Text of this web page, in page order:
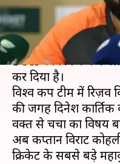
क्या है खबर?
2019 विश्व कप का
BCCI ने विश्व कप के
कर दिया है।
विश्व कप टीम में
की जगह दिनेश कार्तिक
वक्त से चर्चा का विषय
अब कप्तान विराट
क्रिकेट के सबसे बड़े